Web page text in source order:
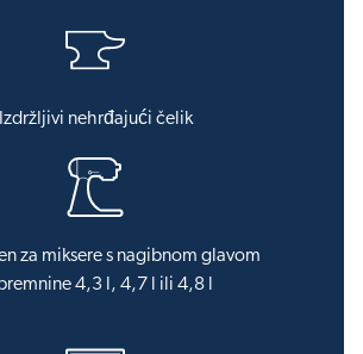
Izdržljivi nehrđajući čelik
za miksere s nagibnom glavom
4,3 l, 4,7 l ili 4,8 l